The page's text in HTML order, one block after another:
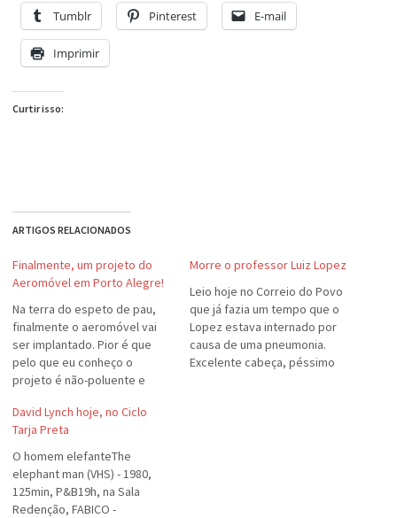
Tumblr Pinterest E-mail
Imprimir
Curtir isso:
ARTIGOS RELACIONADOS
Finalmente, um projeto do
Aeromóvel em Porto Alegre!
Na terra do espeto de pau,
finalmente o aeromóvel vai
ser implantado. Pior é que
pelo que eu conheço o
projeto é não-poluente e
espaço físico, o que está
cada vez mais crescendo em
Porto Alegre. Quem vai
implantar o aeromóvel é a
PUCRS, através…
Morre o professor Luiz Lopez
Leio hoje no Correio do Povo
que já fazia um tempo que o
Lopez estava internado por
causa de uma pneumonia.
Excelente cabeça, péssimo
David Lynch hoje, no Ciclo
Tarja Preta
O homem elefanteThe
elephant man (VHS) - 1980,
125min, P&B19h, na Sala
Redenção, FABICO -